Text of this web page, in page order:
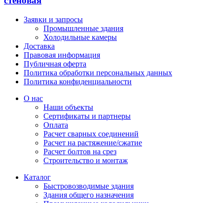
Заявки и запросы
Промышленные здания
Холодильные камеры
Доставка
Правовая информация
Публичная оферта
Политика обработки персональных данных
Политика конфиденциальности
О нас
Наши объекты
Сертификаты и партнеры
Оплата
Расчет сварных соединений
Расчет на растяжение/сжатие
Расчет болтов на срез
Строительство и монтаж
Каталог
Быстровозводимые здания
Здания общего назначения